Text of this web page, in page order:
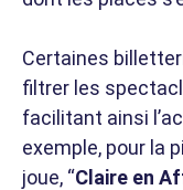
Certaines
filtrer les
facilitant ainsi
exemple, pour la
joue, “Claire en